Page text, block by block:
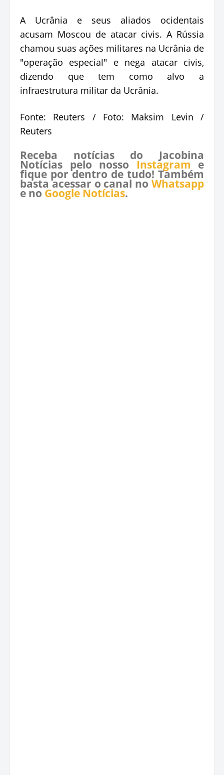
A Ucrânia e seus aliados ocidentais
acusam Moscou de atacar civis. A Rússia
chamou suas ações militares na Ucrânia de
"operação especial" e nega atacar civis,
dizendo que tem como alvo a
infraestrutura militar da Ucrânia.
Fonte: Reuters / Foto: Maksim Levin /
Reuters
Receba notícias do Jacobina
Notícias pelo nosso Instagram e
fique por dentro de tudo! Também
basta acessar o canal no Whatsapp
e no Google Notícias.